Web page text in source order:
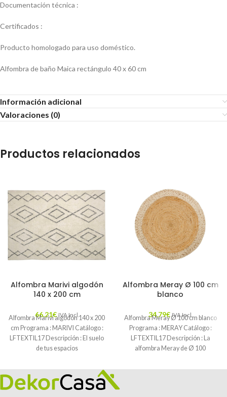
Documentación técnica :
Certificados :
Producto homologado para uso doméstico.
Alfombra de baño Maica rectángulo 40 x 60 cm
Información adicional
Valoraciones (0)
Productos relacionados
Alfombra Marivi algodón
140 x 200 cm
66,21€ IVA Incl.
Alfombra Marivi algodón 140 x 200
cm Programa : MARIVI Catálogo :
LFTEXTIL17 Descripción : El suelo
de tus espacios
Alfombra Meray Ø 100 cm
blanco
34,79€ IVA Incl.
Alfombra Meray Ø 100 cm blanco
Programa : MERAY Catálogo :
LFTEXTIL17 Descripción : La
alfombra Meray de Ø 100